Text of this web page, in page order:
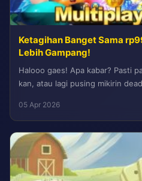
Ketagihan Banget Sama
Lebih Gampang!
Halooo gaes! Apa kabar? Pasti
kan, atau lagi pusing mikirin
05 Apr 2026